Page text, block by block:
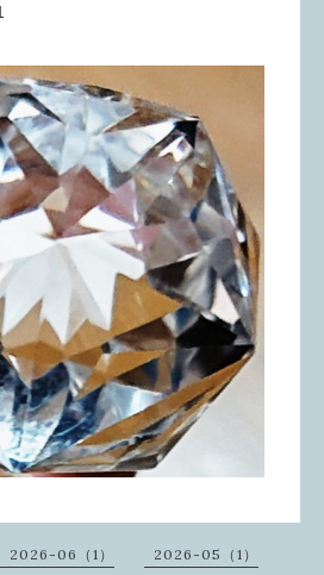
2026-06（1） 2026-05（1）